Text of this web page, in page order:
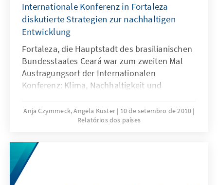
Internationale Konferenz in Fortaleza
diskutierte Strategien zur nachhaltigen
Entwicklung
Fortaleza, die Hauptstadt des brasilianischen
Bundesstaates Ceará war zum zweiten Mal
Austragungsort der Internationalen
Konferenz: Klima, Nachhaltigkeit und
ICID (International Conference on Climate,
Sustainability and Sustainable Development
Anja Czymmeck, Angela Küster
10 de setembro de 2010
Relatórios dos países